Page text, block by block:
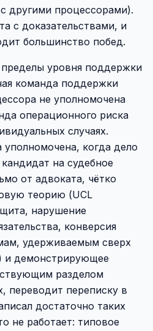
другими процессорами).
с доказательствами, и
большинство побед.
пределы уровня поддержки
команда поддержки
не уполномочена
операционного риска
случаях.
когда дело
на судебное
от адвоката, чётко
теорию (UCL
нарушение
конверсия
удерживаемым сверх
и демонстрирующее
разделом
переводит переписку в
достаточно таких
не работает: типовое